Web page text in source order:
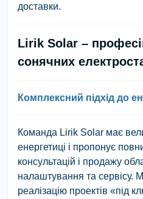
доставки.
Lirik Solar –
сонячних
Комплексний підхід до
Команда Lirik Solar має
енергетиці і пропонує
консультацій і продажу
налаштування та сервісу.
реалізацію проектів «під